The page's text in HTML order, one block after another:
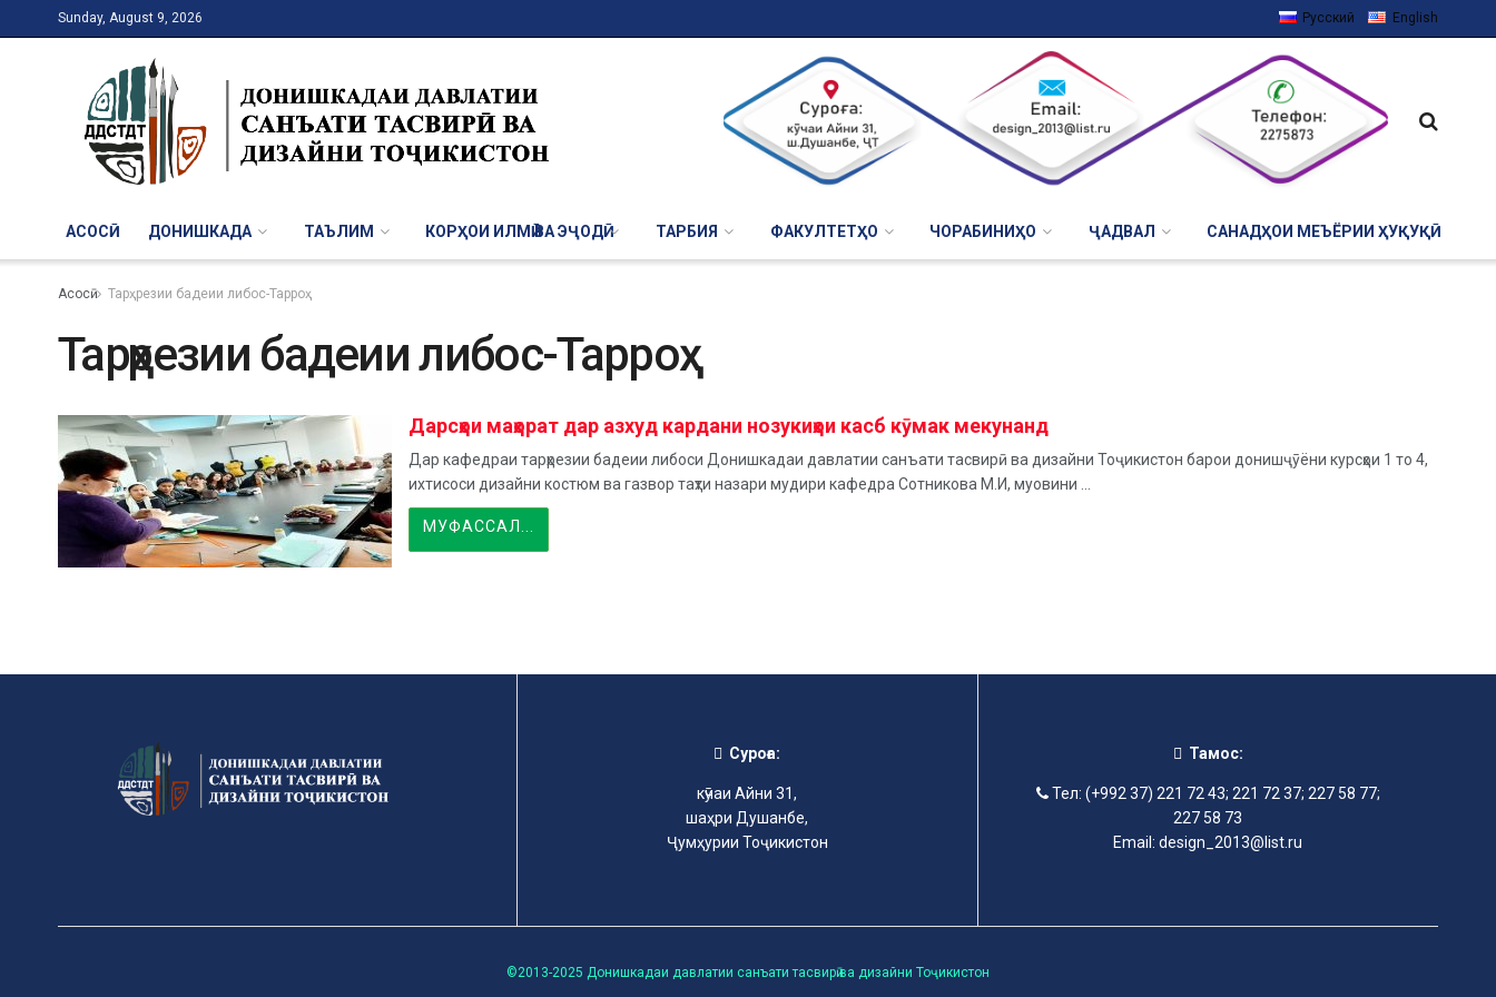
Sunday, August 9, 2026 Русский English
АСОСӢ ДОНИШКАДА ТАЪЛИМ КОРҲОИ ИЛМӢ ВА ЭҶОДӢ ТАРБИЯ ФАКУЛТЕТҲО ЧОРАБИНИҲО ҶАДВАЛ САНАДҲОИ МЕЪЁРИИ ҲУҚУҚӢ
Асосӣ Тарҳрезии бадеии либос-Тарроҳ
Тарҳрезии бадеии либос-Тарроҳ
Дарсҳои маҳорат дар азхуд кардани нозукиҳои касб кӯмак мекунанд
Дар кафедраи тарҳрезии бадеии либоси Донишкадаи давлатии санъати тасвирӣ ва дизайни Тоҷикистон барои донишҷӯёни курсҳои 1 то 4,
ихтисоси дизайни костюм ва газвор таҳти назари мудири кафедра Сотникова М.И, муовини ...
МУФАССАЛ...
Суроға:
кӯчаи Айни 31,
шаҳри Душанбе,
Ҷумҳурии Тоҷикистон
Тамос:
Тел: (+992 37) 221 72 43; 221 72 37; 227 58 77;
227 58 73
Email: design_2013@list.ru
©2013-2025 Донишкадаи давлатии санъати тасвирӣ ва дизайни Тоҷикистон